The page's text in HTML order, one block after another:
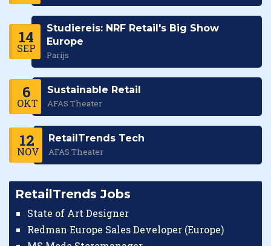
14
SEP
Studiereis: NRF Retail's Big Show
Europe
Parijs
6
OKT
Sustainable Retail
AFAS Theater
12
NOV
RetailTrends Tech
AFAS Theater
RetailTrends Jobs
State of Art Designer
Redman Europe Sales Developer (Europe)